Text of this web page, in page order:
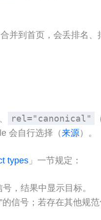
合并到首页，会丢排名、
rel="canonical"
会自行选择（来源）。
types 」一节规定：
，结果中显示目标。
信号；若存在其他规